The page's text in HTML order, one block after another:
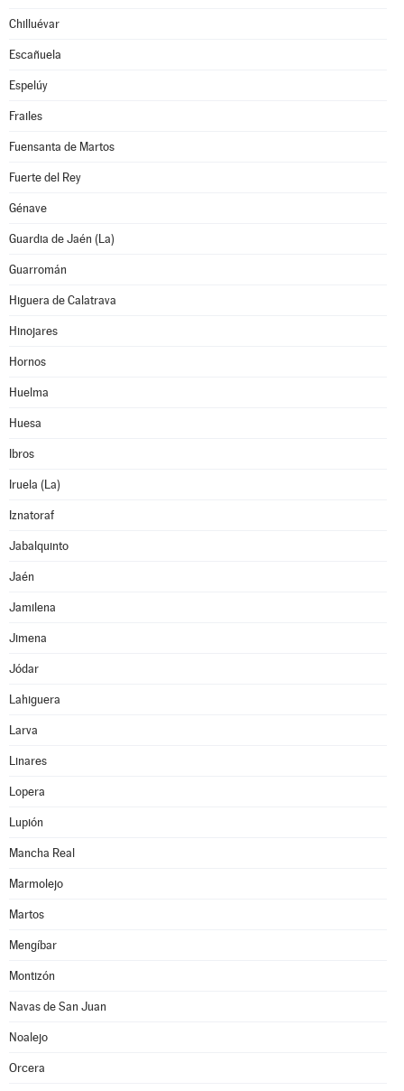
Chilluévar
Escañuela
Espelúy
Frailes
Fuensanta de Martos
Fuerte del Rey
Génave
Guardia de Jaén (La)
Guarromán
Higuera de Calatrava
Hinojares
Hornos
Huelma
Huesa
Ibros
Iruela (La)
Iznatoraf
Jabalquinto
Jaén
Jamilena
Jimena
Jódar
Lahiguera
Larva
Linares
Lopera
Lupión
Mancha Real
Marmolejo
Martos
Mengíbar
Montizón
Navas de San Juan
Noalejo
Orcera